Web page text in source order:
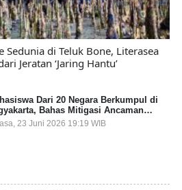
di Teluk Bone, Literasea
Jeratan ‘Jaring Hantu’
Dari 20 Negara Berkumpul di
Bahas Mitigasi Ancaman
Global
23 Juni 2026 19:19 WIB